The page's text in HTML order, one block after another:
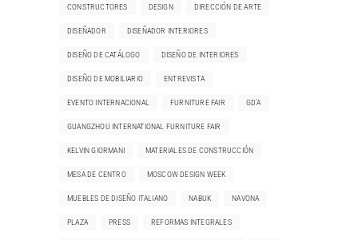
CONSTRUCTORES DESIGN DIRECCIÓN DE ARTE
DISEÑADOR DISEÑADOR INTERIORES
DISEÑO DE CATÁLOGO DISEÑO DE INTERIORES
DISEÑO DE MOBILIARIO ENTREVISTA
EVENTO INTERNACIONAL FURNITURE FAIR GD'A
GUANGZHOU INTERNATIONAL FURNITURE FAIR
KELVIN GIORMANI MATERIALES DE CONSTRUCCIÓN
MESA DE CENTRO MOSCOW DESIGN WEEK
MUEBLES DE DISEÑO ITALIANO NABUK NAVONA
PLAZA PRESS REFORMAS INTEGRALES